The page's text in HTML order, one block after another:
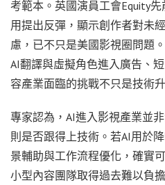
考範本。英國演員工會Equity
用提出反彈，顯示創作者對未
慮，已不只是美國影視圈問題
AI翻譯與虛擬角色進入廣告、
容產業面臨的挑戰不只是技術
專家認為，AI進入影視產業並
則是否跟得上技術。若AI用於
景輔助與工作流程優化，確實
小型內容團隊取得過去難以負